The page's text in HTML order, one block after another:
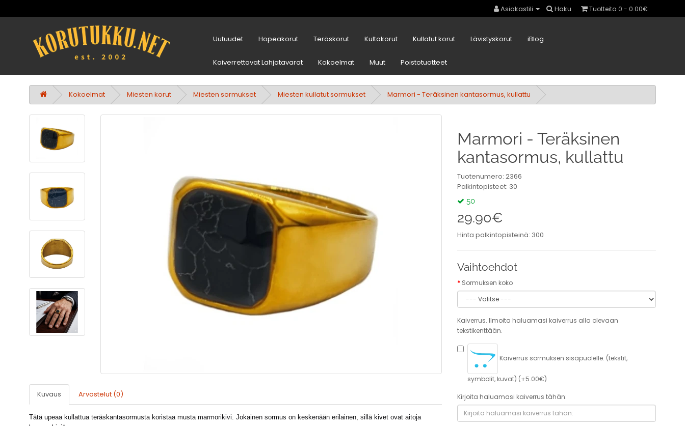
Asiakastili Haku Tuotteita 0 - 0.00€
Uutuudet Hopeakorut Teräskorut Kultakorut Kullatut korut Lävistyskorut iBlog
Kaiverrettavat Lahjatavarat Kokoelmat Muut Poistotuotteet
Kokoelmat Miesten korut Miesten sormukset Miesten kullatut sormukset Marmori - Teräksinen kantasormus, kullattu
Kuvaus Arvostelut (0)
Tätä upeaa kullattua teräskantasormusta koristaa musta marmorikivi. Jokainen sormus on keskenään erilainen, sillä kivet ovat aitoja
Marmori - Teräksinen
kantasormus, kullattu
Tuotenumero: 2366
Palkintopisteet: 30
50
29.90€
Hinta palkintopisteinä: 300
Vaihtoehdot
Sormuksen koko
Kaiverrus. Ilmoita haluamasi kaiverrus alla olevaan
tekstikenttään.
Kaiverrus sormuksen sisäpuolelle. (tekstit,
symbolit, kuvat) (+5.00€)
Kirjoita haluamasi kaiverrus tähän: